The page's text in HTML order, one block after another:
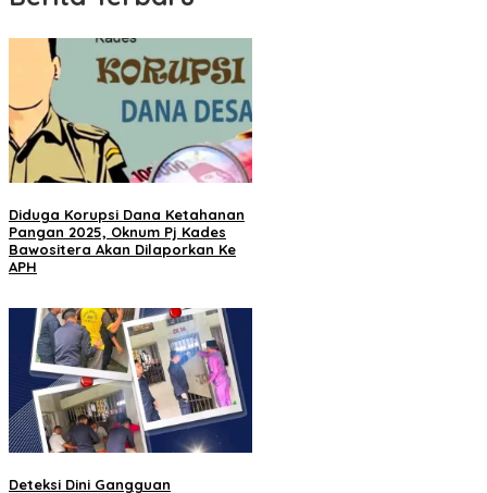
Diduga Korupsi Dana Ketahanan
Pangan 2025, Oknum Pj Kades
Bawositera Akan Dilaporkan Ke
APH
Deteksi Dini Gangguan